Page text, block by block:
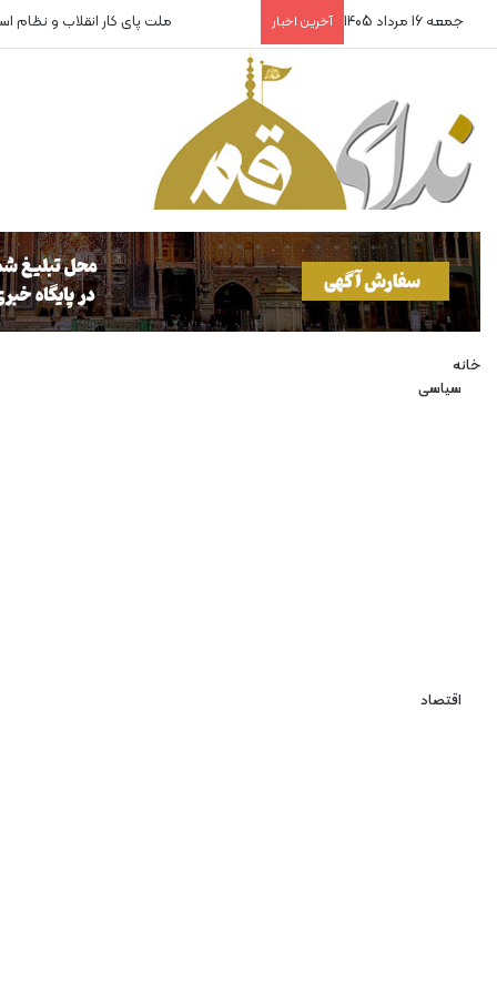
جمعه 16 مرداد 1405 آخرین اخبار ملت پای کار انقلاب و نظام
خانه
سیاسی
اقتصاد